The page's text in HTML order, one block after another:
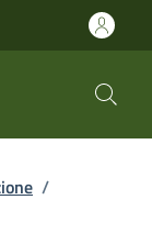
/